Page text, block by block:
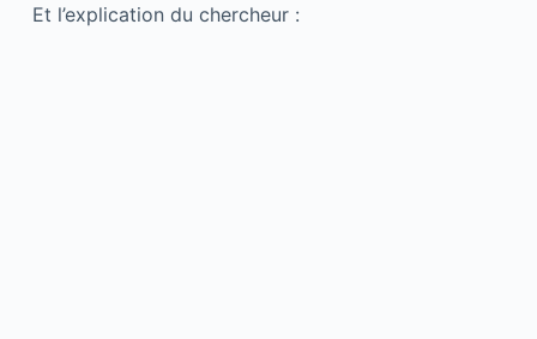
Et l’explication du chercheur :